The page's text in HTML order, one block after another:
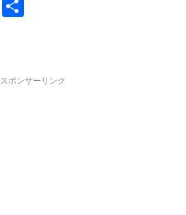
Li
スポンサーリンク